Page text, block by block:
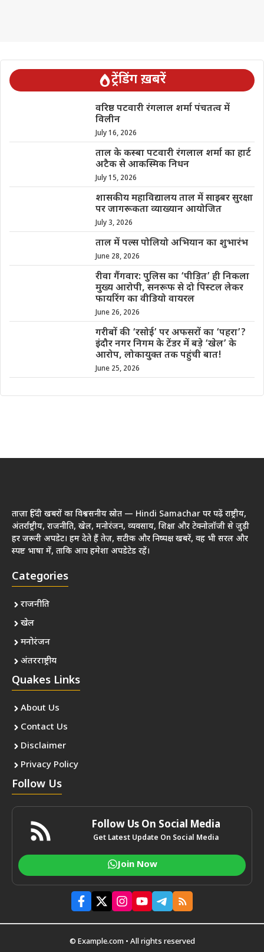
ट्रेंडिंग ख़बरें
वरिष्ठ पटवारी रंगलाल शर्मा पंचतत्व में
विलीन
July 16, 2026
ताल के कस्बा पटवारी रंगलाल शर्मा का हार्ट
अटैक से आकस्मिक निधन
July 15, 2026
शासकीय महाविद्यालय ताल में साइबर सुरक्षा
पर जागरूकता व्याख्यान आयोजित
July 3, 2026
ताल में पल्स पोलियो अभियान का शुभारंभ
June 28, 2026
रीवा गैंगवार: पुलिस का ‘पीड़ित’ ही निकला
मुख्य आरोपी, सनरूफ से दो पिस्टल लेकर
फायरिंग का वीडियो वायरल
June 26, 2026
गरीबों की ‘रसोई’ पर अफसरों का ‘पहरा’?
इंदौर नगर निगम के टेंडर में बड़े ‘खेल’ के
आरोप, लोकायुक्त तक पहुंची बात!
June 25, 2026
ताज़ा हिंदी खबरों का विश्वसनीय स्रोत — Hindi Samachar पर पढ़ें राष्ट्रीय,
अंतर्राष्ट्रीय, राजनीति, खेल, मनोरंजन, व्यवसाय, शिक्षा और टेक्नोलॉजी से जुड़ी
हर जरूरी अपडेट। हम देते हैं तेज़, सटीक और निष्पक्ष खबरें, वह भी सरल और
स्पष्ट भाषा में, ताकि आप हमेशा अपडेटेड रहें।
Categories
राजनीति
खेल
मनोरंजन
अंतरराष्ट्रीय
Quakes Links
About Us
Contact Us
Disclaimer
Privacy Policy
Follow Us
Follow Us On Social Media
Get Latest Update On Social Media
Join Now
© Example.com • All rights reserved